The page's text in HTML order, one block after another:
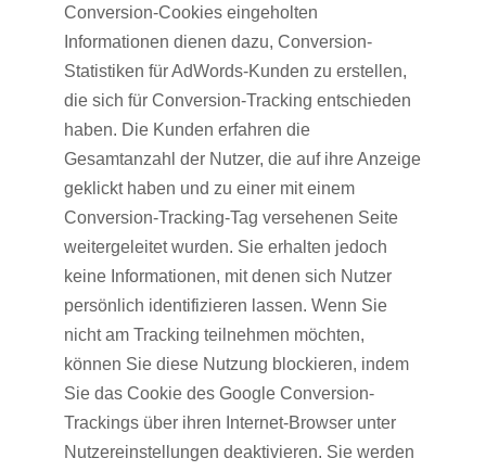
Conversion-Cookies eingeholten
Informationen dienen dazu, Conversion-
Statistiken für AdWords-Kunden zu erstellen,
die sich für Conversion-Tracking entschieden
haben. Die Kunden erfahren die
Gesamtanzahl der Nutzer, die auf ihre Anzeige
geklickt haben und zu einer mit einem
Conversion-Tracking-Tag versehenen Seite
weitergeleitet wurden. Sie erhalten jedoch
keine Informationen, mit denen sich Nutzer
persönlich identifizieren lassen. Wenn Sie
nicht am Tracking teilnehmen möchten,
können Sie diese Nutzung blockieren, indem
Sie das Cookie des Google Conversion-
Trackings über ihren Internet-Browser unter
Nutzereinstellungen deaktivieren. Sie werden